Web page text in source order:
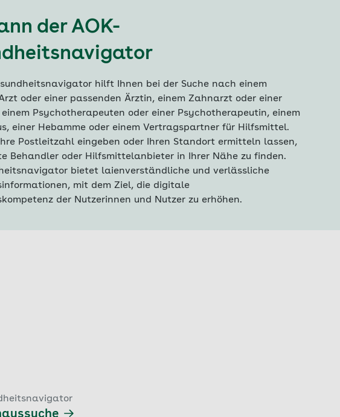
der AOK-
hilft Ihnen bei der Suche nach einem
oder einer passenden Ärztin, einem Zahnarzt oder einer
Psychotherapeuten oder einer Psychotherapeutin, einem
einer Hebamme oder einem Vertragspartner für Hilfsmittel.
Postleitzahl eingeben oder Ihren Standort ermitteln lassen,
Behandler oder Hilfsmittelanbieter in Ihrer Nähe zu finden.
bietet laienverständliche und verlässliche
mit dem Ziel, die digitale
der Nutzerinnen und Nutzer zu erhöhen.